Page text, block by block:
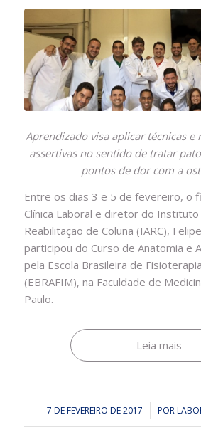
Aprendizado visa aplicar técnicas e
assertivas no sentido de tratar
pontos de dor com a
Entre os dias 3 e 5 de fevereiro, o
Clínica Laboral e diretor do Instituto
Reabilitação de Coluna (IARC),
participou do Curso de Anatomia e
pela Escola Brasileira de
(EBRAFIM), na Faculdade de
Paulo.
Leia mais
7 DE FEVEREIRO DE 2017
/ POR